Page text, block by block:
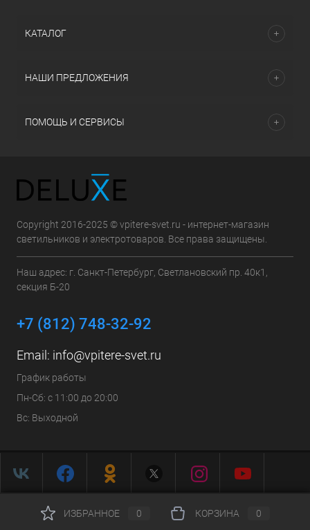
КАТАЛОГ
НАШИ ПРЕДЛОЖЕНИЯ
ПОМОЩЬ И СЕРВИСЫ
Copyright 2016-2025 © vpitere-svet.ru - интернет-магазин
светильников и электротоваров. Все права защищены.
Наш адрес: г. Санкт-Петербург, Светлановский пр. 40к1,
секция Б-20
+7 (812) 748-32-92
Email: info@vpitere-svet.ru
График работы
Пн-Сб: с 11:00 до 20:00
Вс: Выходной
ИЗБРАННОЕ 0 КОРЗИНА 0